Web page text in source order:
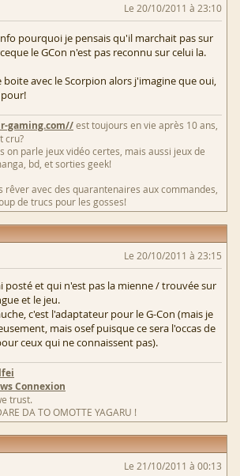
Le 20/10/2011 à 23:10
pourquoi je pensais qu'il marchait pas sur
le GCon n'est pas reconnu sur celui la.
boite avec le Scorpion alors j'imagine que oui,
gaming.com//est toujours en vie après 10 ans,
cru?
on parle jeux vidéo certes, mais aussi jeux de
bd, et sorties geek!
rêver avec des quarantenaires aux commandes,
de trucs pour les gosses!
Le 20/10/2011 à 23:15
posté et qui n'est pas la mienne / trouvée sur
et le jeu.
c'est l'adaptateur pour le G-Con (mais je
mais osef puisque ce sera l'occas de
ceux qui ne connaissent pas).
Connexion
trust.
DA TO OMOTTE YAGARU !
Le 21/10/2011 à 00:13